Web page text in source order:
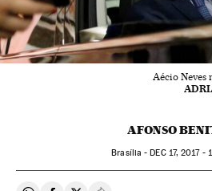
Aécio Neves
AFONSO
Brasília -DEC17, 2017 -